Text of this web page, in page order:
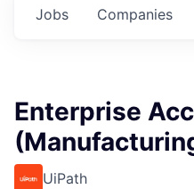
Jobs Companies
Enterprise
UiPath